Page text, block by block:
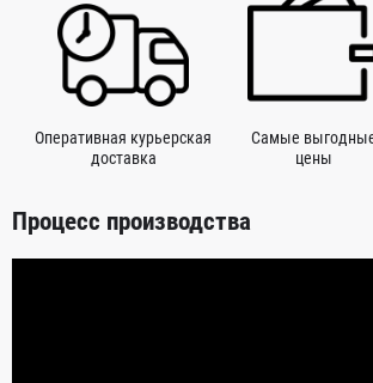
Оперативная курьерская
доставка
Самые
цены
Процесс производства